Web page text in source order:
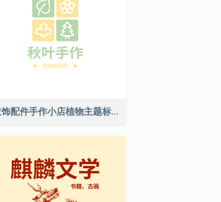
衣饰配件手作小店植物主题标志设计